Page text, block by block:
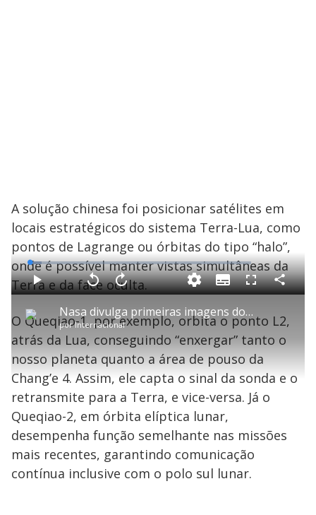
A solução chinesa foi posicionar satélites em
locais estratégicos do sistema Terra-Lua, como
pontos de Lagrange ou órbitas do tipo “halo”,
onde é possível manter vistas simultâneas da
Terra e da face oculta.
P
l
a
y
V
Nasa divulga primeiras imagens do sobrevoo do lado oculto da Lua
porInternacional
P V
l
t
a
r
0
s
e
g
n
d
s
A
n
ç
a
1
0
s
e
u
n
o
s
M
u
L
o
a
d
e
5
.
4
%
S
u
b
i
t
l
s
F
l
s
c
e
e
n
C
o
a
r
i
l
O Queqiao-1, por exemplo, orbita o ponto L2,
atrás da Lua, conseguindo “enxergar” tanto o
nosso planeta quanto a área de pouso da
Chang’e 4. Assim, ele capta o sinal da sonda e o
retransmite para a Terra, e vice-versa. Já o
Queqiao-2, em órbita elíptica lunar,
desempenha função semelhante nas missões
mais recentes, garantindo comunicação
contínua inclusive com o polo sul lunar.